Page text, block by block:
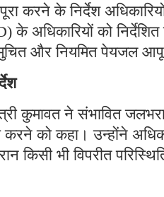
करने के निर्देश
के अधिकारियों को
और नियमित पेयजल
कुमावत ने संभावित
को कहा। उन्होंने
किसी भी विपरीत